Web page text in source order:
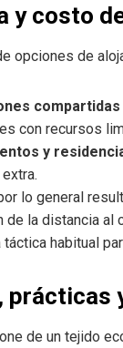
y costo
opciones de
compartidas
con recursos
y
lo general
de la distancia
táctica habitual
prácticas
de un tejido